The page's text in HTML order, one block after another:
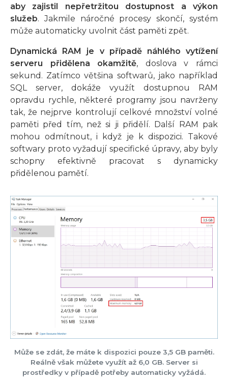
aby zajistil nepřetržitou dostupnost a výkon
služeb. Jakmile náročné procesy skončí, systém
může automaticky uvolnit část paměti zpět.
Dynamická RAM je v případě náhlého vytížení
serveru přidělena okamžitě, doslova v rámci
sekund. Zatímco většina softwarů, jako například
SQL server, dokáže využít dostupnou RAM
opravdu rychle, některé programy jsou navrženy
tak, že nejprve kontrolují celkové množství volné
paměti před tím, než si ji přidělí. Další RAM pak
mohou odmítnout, i když je k dispozici. Takové
softwary proto vyžadují specifické úpravy, aby byly
schopny efektivně pracovat s dynamicky
přidělenou pamětí.
Může se zdát, že máte k dispozici pouze 3,5 GB paměti.
Reálně však můžete využít až 6,0 GB. Server si
prostředky v případě potřeby automaticky vyžádá.